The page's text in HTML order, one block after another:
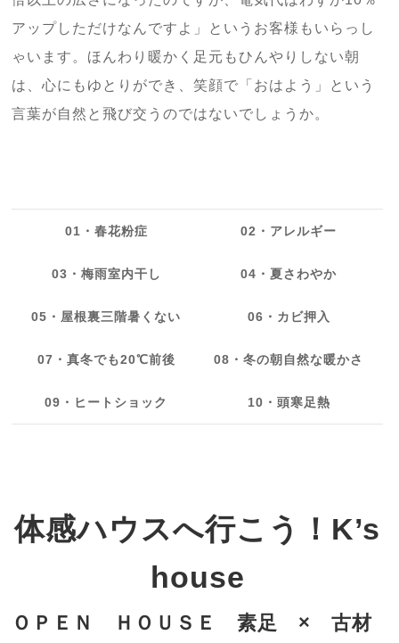
アップしただけなんですよ」というお客様もいらっし
ゃいます。ほんわり暖かく足元もひんやりしない朝
は、心にもゆとりができ、笑顔で「おはよう」という
言葉が自然と飛び交うのではないでしょうか。
01・春花粉症 02・アレルギー
03・梅雨室内干し 04・夏さわやか
05・屋根裏三階暑くない 06・カビ押入
07・真冬でも20℃前後 08・冬の朝自然な暖かさ
09・ヒートショック 10・頭寒足熱
体感ハウスへ行こう！K’s
house
ＯＰＥＮ ＨＯＵＳＥ 素足 × 古材